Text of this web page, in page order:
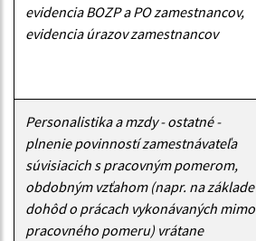
evidencia BOZP a PO zamestnancov,
evidencia úrazov zamestnancov
Personalistika a mzdy - ostatné -
plnenie povinností zamestnávateľa
súvisiacich s pracovným pomerom,
obdobným vzťahom (napr. na základe
dohôd o prácach vykonávaných mimo
pracovného pomeru) vrátane